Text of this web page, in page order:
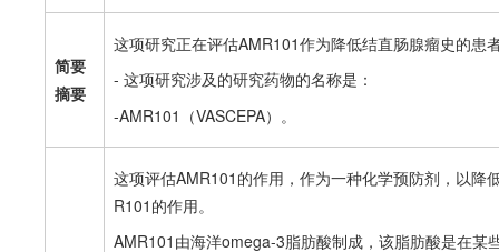
简要
摘要
这项研究正在评估AMR101作为降低结直肠腺瘤史的患
- 这项研究涉及的研究药物的名称是：
-AMR101（VASCEPA）。
这项评估AMR101的作用，作为一种化学预防剂，以降
R101的作用。
AMR101由海洋omega-3脂肪酸制成，该脂肪酸是在某